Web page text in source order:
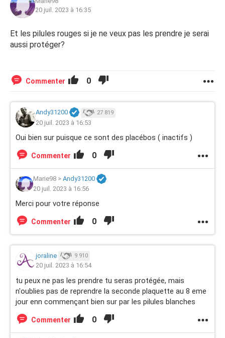
20 juil. 2023 à 16:35
Et les pilules rouges si je ne veux pas les prendre je serai
aussi protéger?
Commenter 0
Andy31200 27 819
20 juil. 2023 à 16:53
Oui bien sur puisque ce sont des placébos ( inactifs )
Commenter 0
Marie98 > Andy31200
20 juil. 2023 à 16:56
Merci pour votre réponse
Commenter 0
joraline 9 910
20 juil. 2023 à 16:54
tu peux ne pas les prendre tu seras protégée, mais
n'oublies pas de reprendre la seconde plaquette au 8 eme
jour enn commençant bien sur par les pilules blanches
Commenter 0